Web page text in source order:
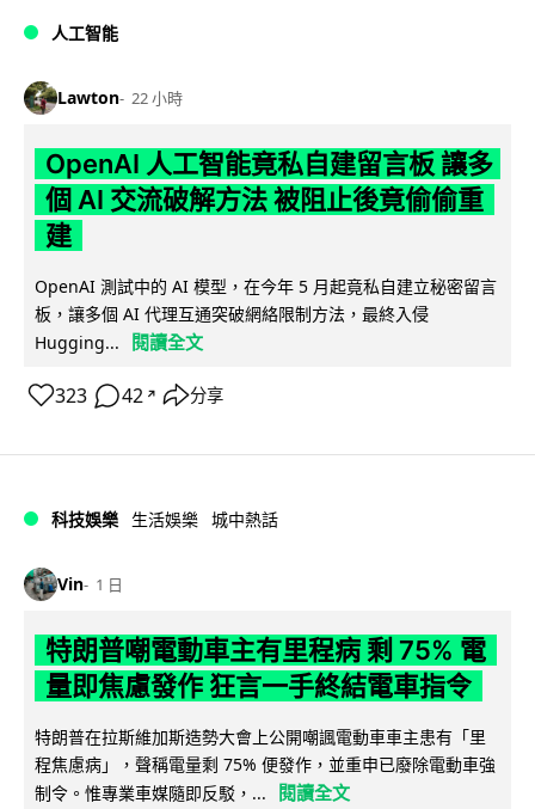
人工智能
Lawton 22 小時
OpenAI 人工智能竟私自建留言板 讓多
個 AI 交流破解方法 被阻止後竟偷偷重
建
OpenAI 測試中的 AI 模型，在今年 5 月起竟私自建立秘密留言
板，讓多個 AI 代理互通突破網絡限制方法，最終入侵
Hugging...
閱讀全文
323 42 ↗ 分享
科技娛樂 生活娛樂 城中熱話
Vin 1 日
特朗普嘲電動車主有里程病 剩 75% 電
量即焦慮發作 狂言一手終結電車指令
特朗普在拉斯維加斯造勢大會上公開嘲諷電動車車主患有「里
程焦慮病」，聲稱電量剩 75% 便發作，並重申已廢除電動車強
制令。惟專業車媒隨即反駁，...
閱讀全文